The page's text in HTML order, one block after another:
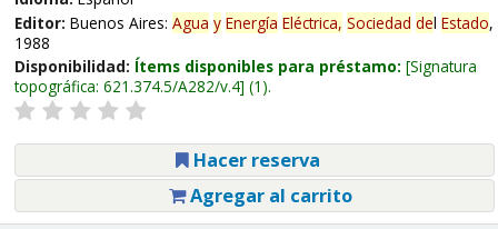
Editor: Buenos Aires: Agua y Energía Eléctrica, Sociedad del Estado,
1988
Disponibilidad: Ítems disponibles para préstamo: Signatura
topográfica: 621.374.5/A282/v.4 (1).
Hacer reserva
Agregar al carrito